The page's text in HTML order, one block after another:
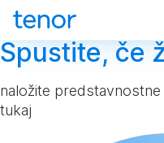
Spustite, če
naložite
tukaj